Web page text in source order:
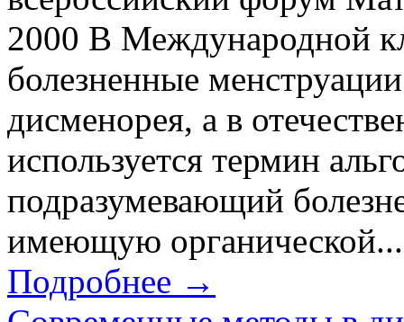
2000 В Международной
болезненные
дисменорея, а в
используется термин
подразумевающий
имеющую органической...
Подробнее →